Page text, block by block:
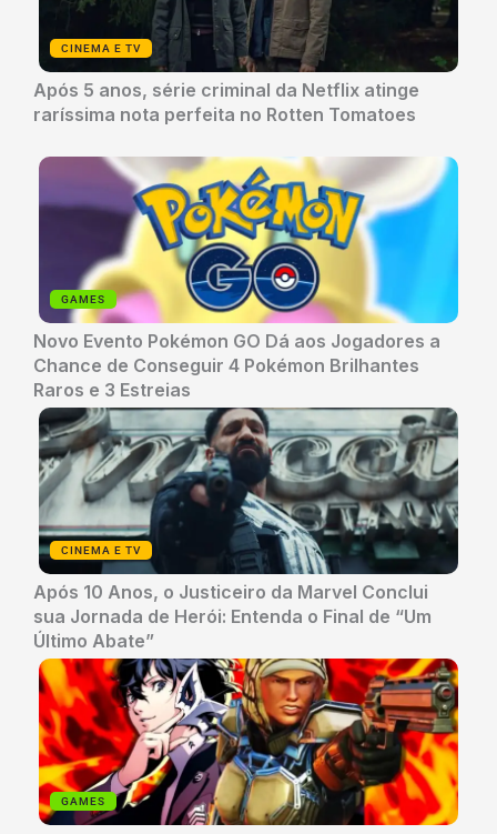
CINEMA E TV
Após 5 anos, série criminal da Netflix atinge
raríssima nota perfeita no Rotten Tomatoes
GAMES
Novo Evento Pokémon GO Dá aos Jogadores a
Chance de Conseguir 4 Pokémon Brilhantes
Raros e 3 Estreias
CINEMA E TV
Após 10 Anos, o Justiceiro da Marvel Conclui
sua Jornada de Herói: Entenda o Final de “Um
Último Abate”
GAMES